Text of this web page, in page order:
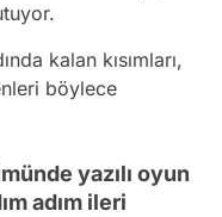
kalan kısımları,
böylece
yazılı oyun
adım ileri